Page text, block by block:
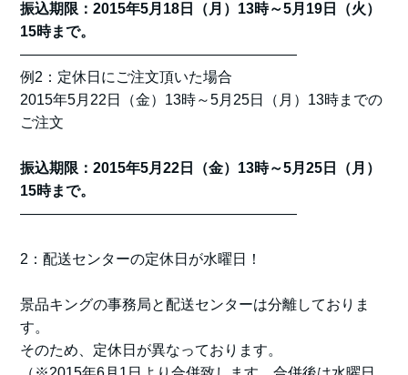
振込期限：2015年5月18日（月）13時～5月19日（火）
15時まで。
———————————————————
例2：定休日にご注文頂いた場合
2015年5月22日（金）13時～5月25日（月）13時までの
ご注文
振込期限：2015年5月22日（金）13時～5月25日（月）
15時まで。
———————————————————
2：配送センターの定休日が水曜日！
景品キングの事務局と配送センターは分離しておりま
す。
そのため、定休日が異なっております。